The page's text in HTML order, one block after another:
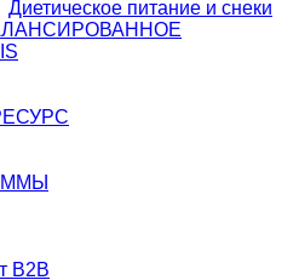
Диетическое питание и снеки